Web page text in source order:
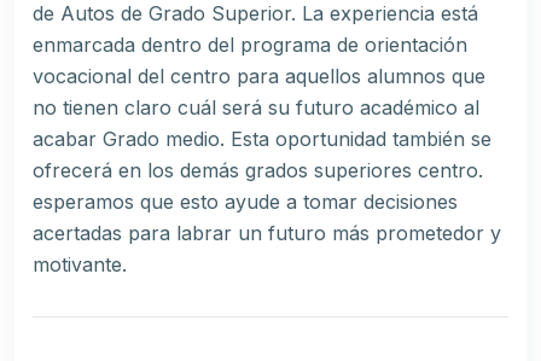
de Autos de Grado Superior. La experiencia está
enmarcada dentro del programa de orientación
vocacional del centro para aquellos alumnos que
no tienen claro cuál será su futuro académico al
acabar Grado medio. Esta oportunidad también se
ofrecerá en los demás grados superiores centro.
esperamos que esto ayude a tomar decisiones
acertadas para labrar un futuro más prometedor y
motivante.